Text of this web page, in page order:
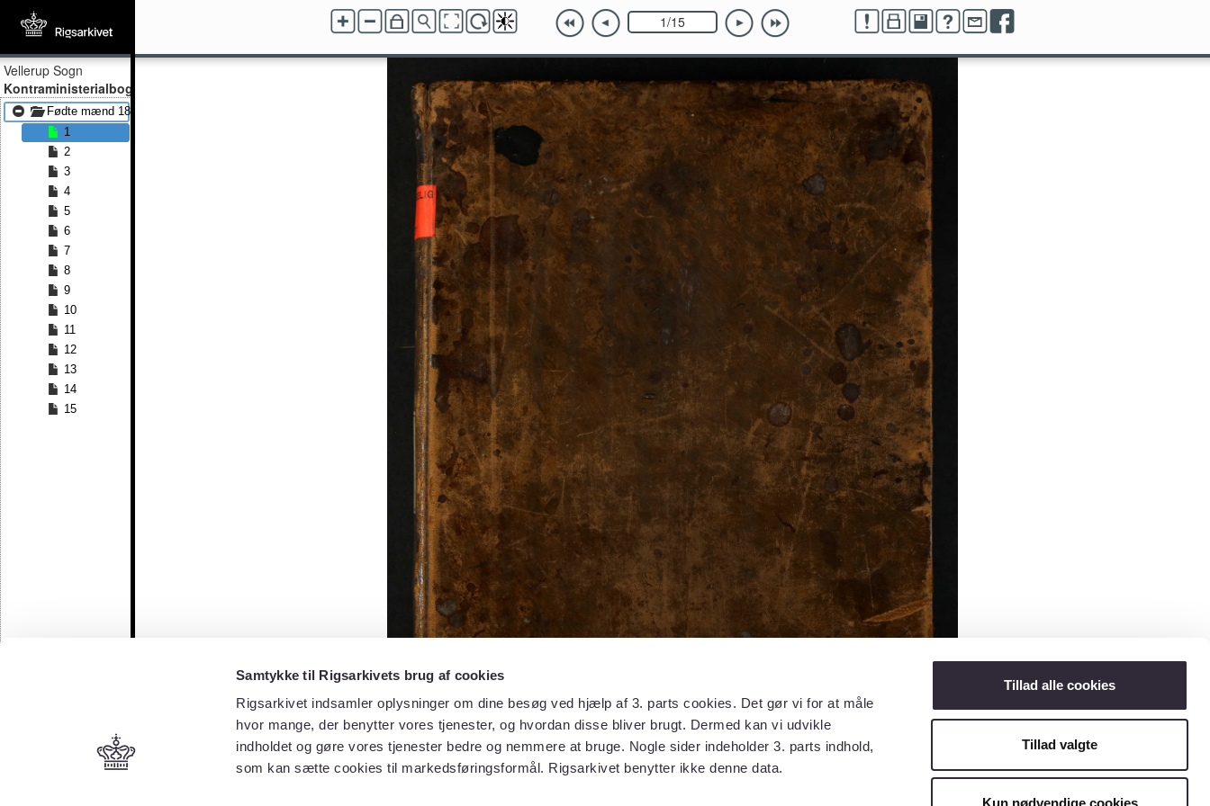
Samtykke til Rigsarkivets brug af cookies
Rigsarkivet indsamler oplysninger om dine besøg ved hjælp af 3. parts cookies. Det gør vi for at måle
hvor mange, der benytter vores tjenester, og hvordan disse bliver brugt. Dermed kan vi udvikle
indholdet og gøre vores tjenester bedre og nemmere at bruge. Nogle sider indeholder 3. parts indhold,
som kan sætte cookies til markedsføringsformål. Rigsarkivet benytter ikke denne data.
Tillad alle cookies
Tillad valgte
Kun nødvendige cookies
Vellerup Sogn
Kontraministerialbog
Fødte mænd 1852 - Fødte mænd 1876
1
2
3
4
5
6
7
8
9
10
11
12
13
14
15